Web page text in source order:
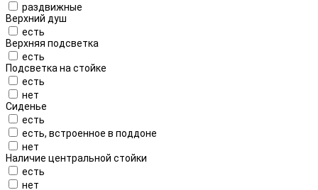
раздвижные
Верхний душ
есть
Верхняя подсветка
есть
Подсветка на стойке
есть
нет
Сиденье
есть
есть, встроенное в поддоне
нет
Наличие центральной стойки
есть
нет